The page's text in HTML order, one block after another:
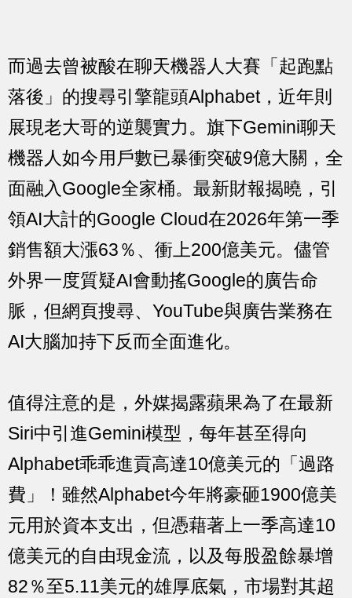
而過去曾被酸在聊天機器人大賽「起跑點
落後」的搜尋引擎龍頭Alphabet，近年則
展現老大哥的逆襲實力。旗下Gemini聊天
機器人如今用戶數已暴衝突破9億大關，全
面融入Google全家桶。最新財報揭曉，引
領AI大計的Google Cloud在2026年第一季
銷售額大漲63％、衝上200億美元。儘管
外界一度質疑AI會動搖Google的廣告命
脈，但網頁搜尋、YouTube與廣告業務在
AI大腦加持下反而全面進化。
值得注意的是，外媒揭露蘋果為了在最新
Siri中引進Gemini模型，每年甚至得向
Alphabet乖乖進貢高達10億美元的「過路
費」！雖然Alphabet今年將豪砸1900億美
元用於資本支出，但憑藉著上一季高達10
億美元的自由現金流，以及每股盈餘暴增
82％至5.11美元的雄厚底氣，市場對其超